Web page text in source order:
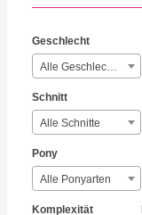
Geschlecht
Alle Geschlechter
Schnitt
Alle Schnitte
Pony
Alle Ponyarten
Komplexität